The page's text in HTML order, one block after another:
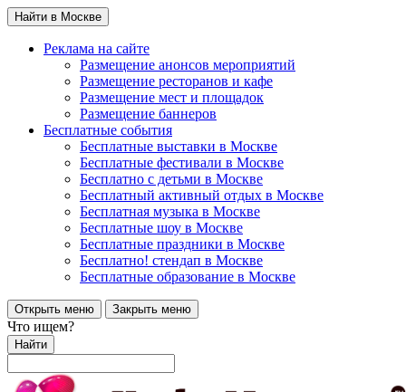
Найти в Москве
Реклама на сайте
Размещение анонсов мероприятий
Размещение ресторанов и кафе
Размещение мест и площадок
Размещение баннеров
Бесплатные события
Бесплатные выставки в Москве
Бесплатные фестивали в Москве
Бесплатно с детьми в Москве
Бесплатный активный отдых в Москве
Бесплатная музыка в Москве
Бесплатные шоу в Москве
Бесплатные праздники в Москве
Бесплатно! стендап в Москве
Бесплатные образование в Москве
Открыть меню Закрыть меню
Что ищем?
Найти